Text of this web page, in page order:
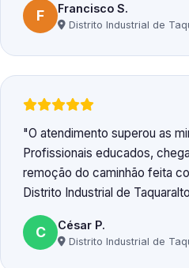
F Francisco S.
Distrito Industrial de
O atendimento superou as
Profissionais educados,
remoção do caminhão feita
Distrito Industrial de
C César P.
Distrito Industrial de